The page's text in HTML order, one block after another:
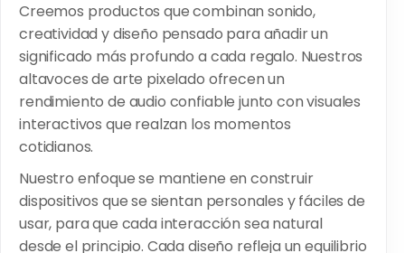
Creemos productos que combinan sonido,
creatividad y diseño pensado para añadir un
significado más profundo a cada regalo. Nuestros
altavoces de arte pixelado ofrecen un
rendimiento de audio confiable junto con visuales
interactivos que realzan los momentos
cotidianos.
Nuestro enfoque se mantiene en construir
dispositivos que se sientan personales y fáciles de
usar, para que cada interacción sea natural
desde el principio. Cada diseño refleja un equilibrio